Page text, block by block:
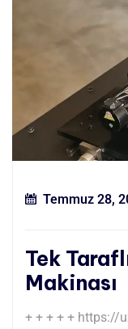
Temmuz 28,
Tek
Makinası
+ + + + + https://